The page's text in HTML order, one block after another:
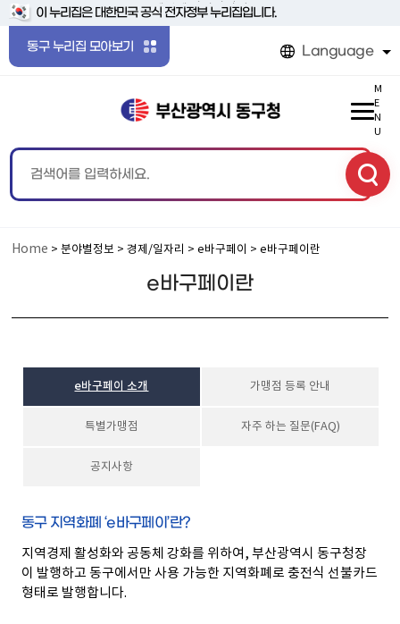
본문 바로가기
메인메뉴 바로가기
이 누리집은 대한민국 공식 전자정부 누리집입니다.
동구 누리집 모아보기 Language
M
E
N
U
Home > 분야별정보 > 경제/일자리 > e바구페이 > e바구페이란
e바구페이란
e바구페이 소개 가맹점 등록 안내
특별가맹점 자주 하는 질문(FAQ)
공지사항
동구 지역화폐 ‘e바구페이’란?
지역경제 활성화와 공동체 강화를 위하여, 부산광역시 동구청장
이 발행하고 동구에서만 사용 가능한 지역화폐로 충전식 선불카드
형태로 발행합니다.